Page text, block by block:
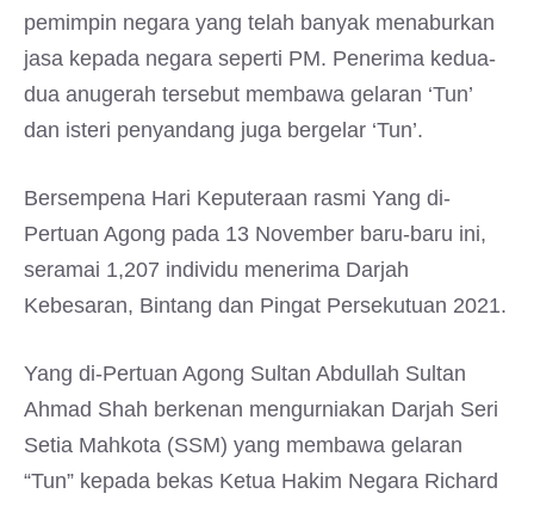
pemimpin negara yang telah banyak menaburkan
jasa kepada negara seperti PM. Penerima kedua-
dua anugerah tersebut membawa gelaran ‘Tun’
dan isteri penyandang juga bergelar ‘Tun’.
Bersempena Hari Keputeraan rasmi Yang di-
Pertuan Agong pada 13 November baru-baru ini,
seramai 1,207 individu menerima Darjah
Kebesaran, Bintang dan Pingat Persekutuan 2021.
Yang di-Pertuan Agong Sultan Abdullah Sultan
Ahmad Shah berkenan mengurniakan Darjah Seri
Setia Mahkota (SSM) yang membawa gelaran
“Tun” kepada bekas Ketua Hakim Negara Richard